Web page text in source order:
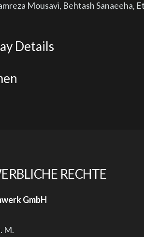
Mousavi, Behtash
Details
RECHTE
GmbH
M.